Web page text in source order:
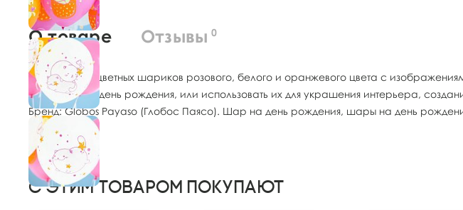
О товаре Отзывы 0
Набор разноцветных шариков розового, белого и оранжевого цвета с
подарком на день рождения, или использовать их для украшения интерьера,
Бренд: Globos Payaso (Глобос Паясо). Шар на день рождения, шары на день
С этим товаром покупают